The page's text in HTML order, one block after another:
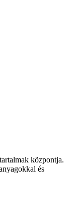
központja.
és